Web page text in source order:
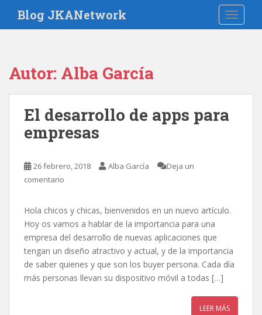
i
Blog JKANetwork
Autor: Alba García
El desarrollo de apps para
empresas
26 febrero, 2018 Alba García
Deja un
comentario
Hola chicos y chicas, bienvenidos en un nuevo artículo.
Hoy os vamos a hablar de la importancia para una
empresa del desarrollo de nuevas aplicaciones que
tengan un diseño atractivo y actual, y de la importancia
de saber quienes y que son los buyer persona. Cada día
más personas llevan su dispositivo móvil a todas […]
LEER MÁS